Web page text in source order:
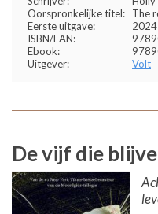
Oorspronkelijke titel:
The
Eerste uitgave:
2024
ISBN/EAN:
Ebook:
Uitgever:
Volt
De vijf die